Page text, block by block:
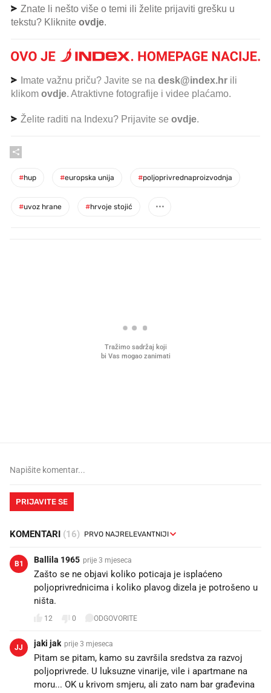
Znate li nešto više o temi ili želite prijaviti grešku u
tekstu? Kliknite ovdje.
Imate važnu priču? Javite se na desk@index.hr ili
klikom ovdje. Atraktivne fotografije i videe plaćamo.
Želite raditi na Indexu? Prijavite se ovdje.
#hup #europska unija #poljoprivrednaproizvodnja
#uvoz hrane #hrvoje stojić
PRIJAVITE SE
KOMENTARI (16)
B1 Ballila 1965 prije 3 mjeseca
Zašto se ne objavi koliko poticaja je isplaćeno
poljoprivrednicima i koliko plavog dizela je potrošeno u
ništa.
12 0 ODGOVORITE
JJ jaki jak prije 3 mjeseca
Pitam se pitam, kamo su završila sredstva za razvoj
poljoprivrede. U luksuzne vinarije, vile i apartmane na
moru... OK u krivom smjeru, ali zato nam bar građevina